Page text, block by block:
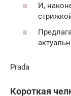
И,
Prada
Короткая